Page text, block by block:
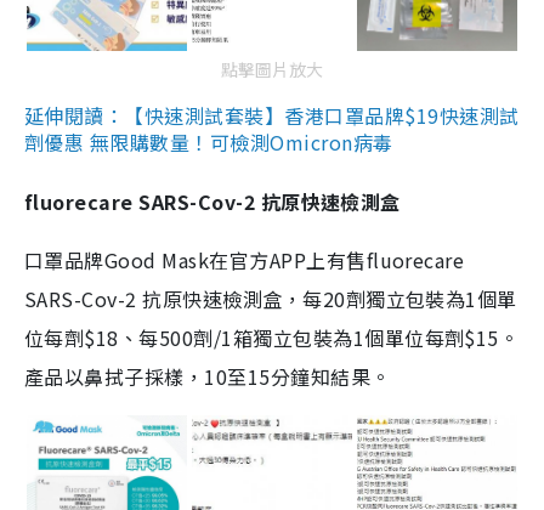
點擊圖片放大
延伸閱讀：【快速測試套裝】香港口罩品牌$19快速測試
劑優惠 無限購數量！可檢測Omicron病毒
fluorecare SARS-Cov-2 抗原快速檢測盒
口罩品牌Good Mask在官方APP上有售fluorecare
SARS-Cov-2 抗原快速檢測盒，每20劑獨立包裝為1個單
位每劑$18、每500劑/1箱獨立包裝為1個單位每劑$15。
產品以鼻拭子採樣，10至15分鐘知結果。